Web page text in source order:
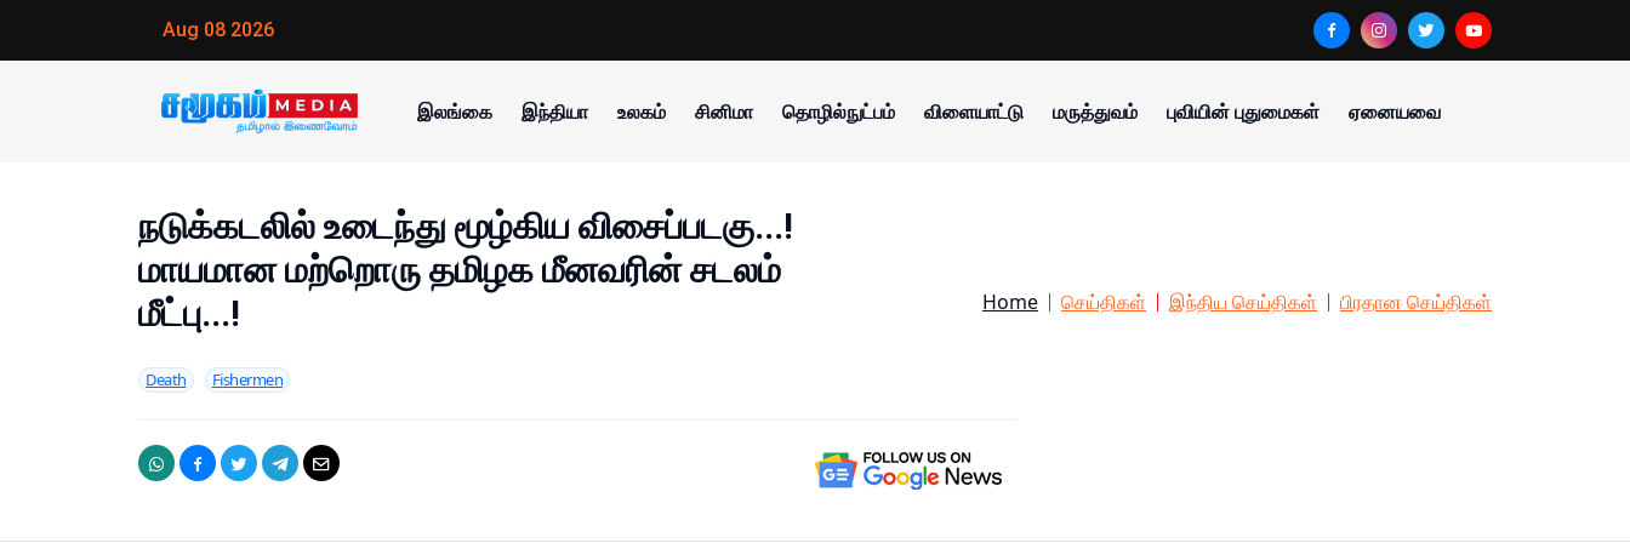
Aug 08 2026
இலங்கை இந்தியா உலகம் சினிமா தொழில்நுட்பம் விளையாட்டு மருத்துவம் புவியின் புதுமைகள் ஏனையவை
நடுக்கடலில் உடைந்து மூழ்கிய விசைப்படகு...!
மாயமான மற்றொரு தமிழக மீனவரின் சடலம்
மீட்பு...!
Death Fishermen
Home செய்திகள் இந்திய செய்திகள் பிரதான செய்திகள்